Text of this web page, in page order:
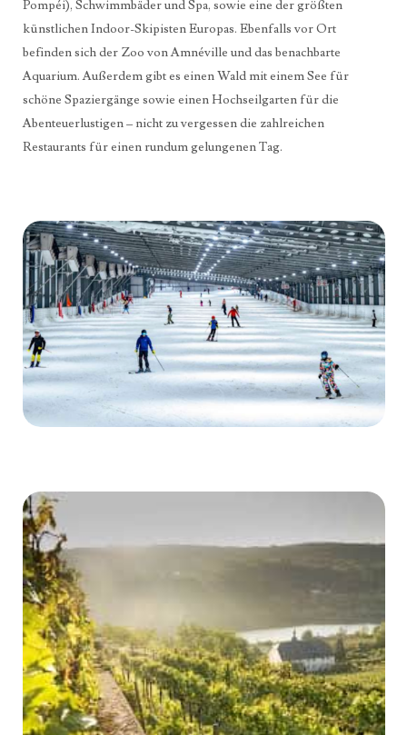
Pompéi), Schwimmbäder und Spa, sowie eine der größten
künstlichen Indoor-Skipisten Europas. Ebenfalls vor Ort
befinden sich der Zoo von Amnéville und das benachbarte
Aquarium. Außerdem gibt es einen Wald mit einem See für
schöne Spaziergänge sowie einen Hochseilgarten für die
Abenteuerlustigen – nicht zu vergessen die zahlreichen
Restaurants für einen rundum gelungenen Tag.